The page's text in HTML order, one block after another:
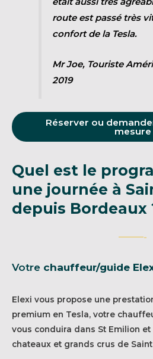
route est passé très
confort de la Tesla.
Mr Joe, Touriste
2019
Réserver ou
mesure
Quel est le
une journée à
depuis Bordeaux
———-
Votre chauffeur/guide
Elexi vous propose une
premium en Tesla, votre
vous conduira dans St Emilion
chateaux et grands crus de